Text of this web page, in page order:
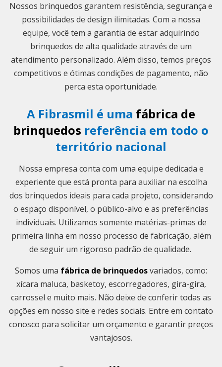
Nossos brinquedos garantem resistência, segurança e
possibilidades de design ilimitadas. Com a nossa
equipe, você tem a garantia de estar adquirindo
brinquedos de alta qualidade através de um
atendimento personalizado. Além disso, temos preços
competitivos e ótimas condições de pagamento, não
perca esta oportunidade.
A Fibrasmil é uma fábrica de
brinquedos referência em todo o
território nacional
Nossa empresa conta com uma equipe dedicada e
experiente que está pronta para auxiliar na escolha
dos brinquedos ideais para cada projeto, considerando
o espaço disponível, o público-alvo e as preferências
individuais. Utilizamos somente matérias-primas de
primeira linha em nosso processo de fabricação, além
de seguir um rigoroso padrão de qualidade.
Somos uma fábrica de brinquedosvariados, como:
xícara maluca, basketoy, escorregadores, gira-gira,
carrossel e muito mais. Não deixe de conferir todas as
opções em nosso site e redes sociais. Entre em contato
conosco para solicitar um orçamento e garantir preços
vantajosos.